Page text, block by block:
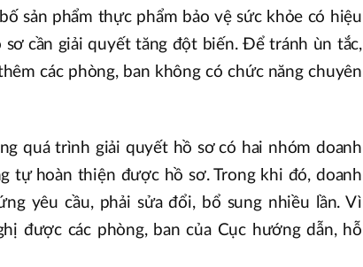
sản phẩm thực phẩm bảo vệ sức khỏe có hiệu
cần giải quyết tăng đột biến. Để tránh ùn tắc,
các phòng, ban không có chức năng chuyên
quá trình giải quyết hồ sơ có hai nhóm doanh
tự hoàn thiện được hồ sơ. Trong khi đó, doanh
yêu cầu, phải sửa đổi, bổ sung nhiều lần. Vì
được các phòng, ban của Cục hướng dẫn, hỗ